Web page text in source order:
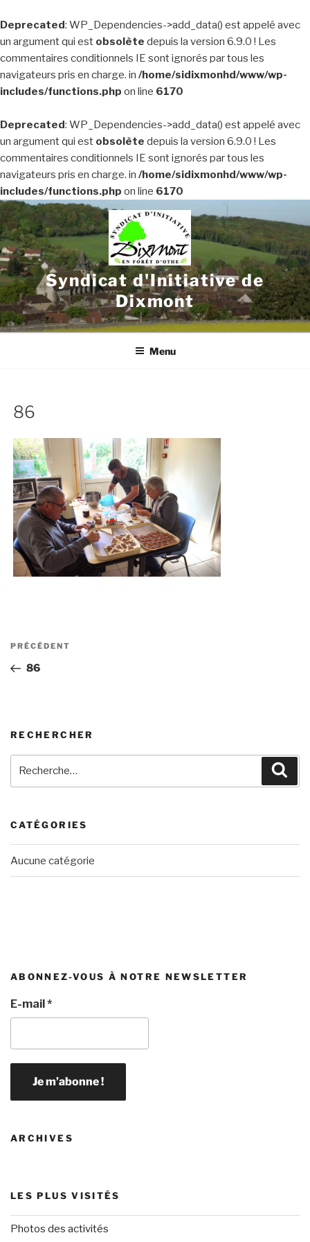
Deprecated: WP_Dependencies->add_data() est appelé avec
un argument qui est obsolète depuis la version 6.9.0 ! Les
commentaires conditionnels IE sont ignorés par tous les
navigateurs pris en charge. in /home/sidixmonhd/www/wp-
includes/functions.php on line 6170
Deprecated: WP_Dependencies->add_data() est appelé avec
un argument qui est obsolète depuis la version 6.9.0 ! Les
commentaires conditionnels IE sont ignorés par tous les
navigateurs pris en charge. in /home/sidixmonhd/www/wp-
includes/functions.php on line 6170
Aller
au
contenu
principal
Syndicat d'Initiative de
Dixmont
Menu
86
Navigation
l’article
Article
précédent
PRÉCÉDENT
86
RECHERCHER
CATÉGORIES
Aucune catégorie
ABONNEZ-VOUS À NOTRE NEWSLETTER
E-mail*
ARCHIVES
LES PLUS VISITÉS
Photos des activités